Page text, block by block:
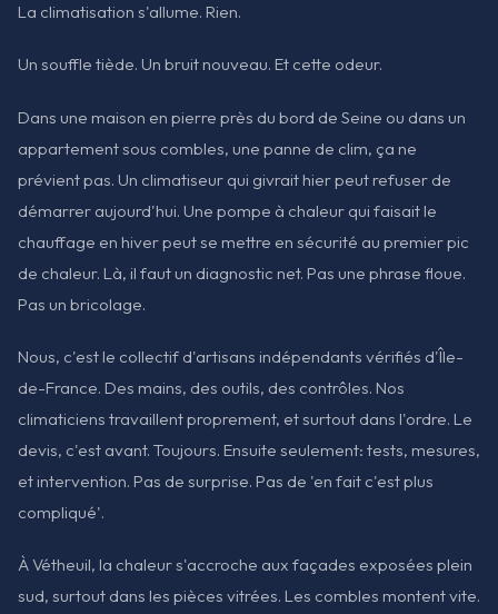
La climatisation s'allume. Rien.
Un souffle tiède. Un bruit nouveau. Et cette odeur.
Dans une maison en pierre près du bord de Seine ou dans un
appartement sous combles, une panne de clim, ça ne
prévient pas. Un climatiseur qui givrait hier peut refuser de
démarrer aujourd'hui. Une pompe à chaleur qui faisait le
chauffage en hiver peut se mettre en sécurité au premier pic
de chaleur. Là, il faut un diagnostic net. Pas une phrase floue.
Pas un bricolage.
Nous, c'est le collectif d'artisans indépendants vérifiés d'Île-
de-France. Des mains, des outils, des contrôles. Nos
climaticiens travaillent proprement, et surtout dans l'ordre. Le
devis, c'est avant. Toujours. Ensuite seulement: tests, mesures,
et intervention. Pas de surprise. Pas de 'en fait c'est plus
compliqué'.
À Vétheuil, la chaleur s'accroche aux façades exposées plein
sud, surtout dans les pièces vitrées. Les combles montent vite.